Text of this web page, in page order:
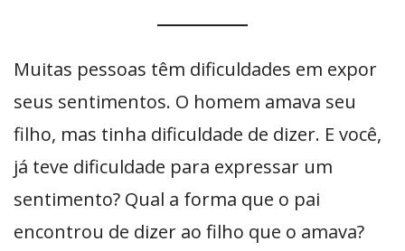
Muitas pessoas têm dificuldades em expor
seus sentimentos. O homem amava seu
filho, mas tinha dificuldade de dizer. E você,
já teve dificuldade para expressar um
sentimento? Qual a forma que o pai
encontrou de dizer ao filho que o amava?